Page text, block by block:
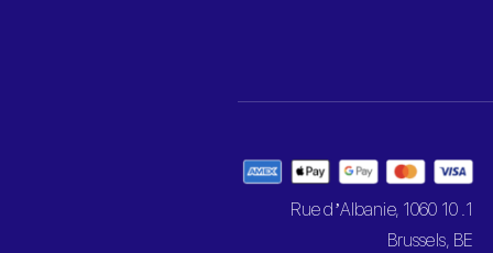
1. 10 Rue d’Albanie, 1060
Brussels, BE